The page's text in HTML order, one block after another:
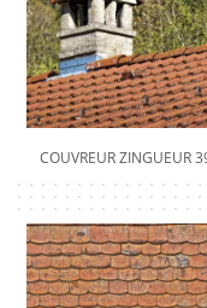
COUVREUR ZINGUEUR